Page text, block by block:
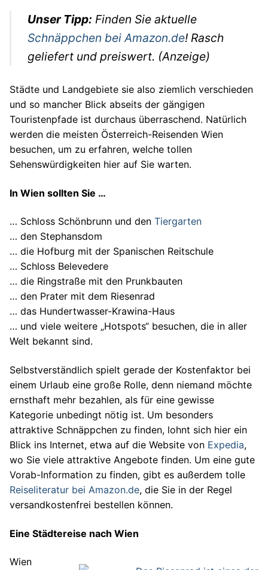
Autos
Stars
Unser Tipp: Finden Sie aktuelle
Schnäppchen bei Amazon.de! Rasch
geliefert und preiswert. (Anzeige)
Städte und Landgebiete sie also ziemlich verschieden
und so mancher Blick abseits der gängigen
Touristenpfade ist durchaus überraschend. Natürlich
werden die meisten Österreich-Reisenden Wien
besuchen, um zu erfahren, welche tollen
Sehenswürdigkeiten hier auf Sie warten.
In Wien sollten Sie …
… Schloss Schönbrunn und den Tiergarten
… den Stephansdom
… die Hofburg mit der Spanischen Reitschule
… Schloss Belevedere
… die Ringstraße mit den Prunkbauten
… den Prater mit dem Riesenrad
… das Hundertwasser-Krawina-Haus
… und viele weitere „Hotspots“ besuchen, die in aller
Welt bekannt sind.
Selbstverständlich spielt gerade der Kostenfaktor bei
einem Urlaub eine große Rolle, denn niemand möchte
ernsthaft mehr bezahlen, als für eine gewisse
Kategorie unbedingt nötig ist. Um besonders
attraktive Schnäppchen zu finden, lohnt sich hier ein
Blick ins Internet, etwa auf die Website von Expedia,
wo Sie viele attraktive Angebote finden. Um eine gute
Vorab-Information zu finden, gibt es außerdem tolle
Reiseliteratur bei Amazon.de, die Sie in der Regel
versandkostenfrei bestellen können.
Eine Städtereise nach Wien
Wien